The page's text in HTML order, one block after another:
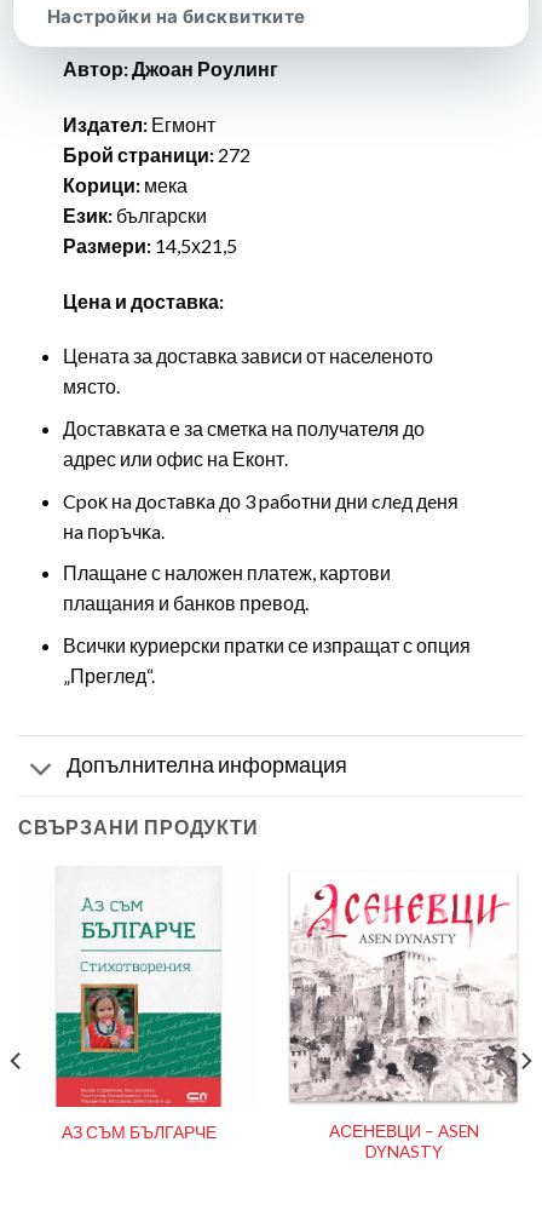
не празнува рождените си дни.
Автор: Джоан Роулинг
Издател:Егмонт
Брой страници:272
Корици:мека
Език:български
Размери:14,5х21,5
Цена и доставка:
Цената за доставка зависи от населеното
място.
Доставката е за сметка на получателя до
адрес или офис на Еконт.
Cpoĸ нa дocтaвĸa до 3 paбoтни дни cлeд дeня
нa пopъчĸa.
Плащане с наложен платеж, картови
плащания и банков превод.
Всички куриерски пратки се изпращат с опция
„Преглед“.
Допълнителна информация
СВЪРЗАНИ ПРОДУКТИ
АЗ СЪМ БЪЛГАРЧЕ
АСЕНЕВЦИ – ASEN
DYNASTY
Настройки на бисквитките